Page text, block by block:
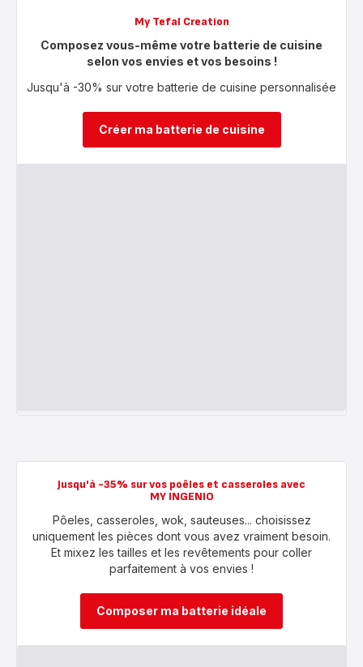
My Tefal Creation
Composez vous-même votre batterie de cuisine
selon vos envies et vos besoins !
Jusqu'à -30% sur votre batterie de cuisine personnalisée
Créer ma batterie de cuisine
Jusqu'à -35% sur vos poêles et casseroles avec
MY INGENIO
Pôeles, casseroles, wok, sauteuses... choisissez
uniquement les pièces dont vous avez vraiment besoin.
Et mixez les tailles et les revêtements pour coller
parfaitement à vos envies !
Composer ma batterie idéale